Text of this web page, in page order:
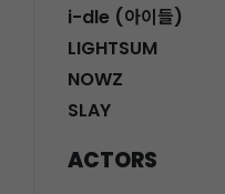
i-dle (아이들)
LIGHTSUM
NOWZ
SLAY
ACTORS